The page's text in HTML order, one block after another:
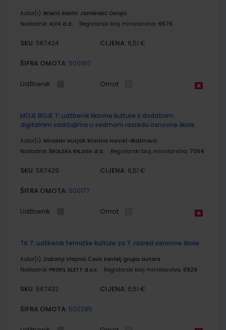
Autor(i): Brlečić Đonlić Jambrošić Ostojić
Nakladnik: ALFA d.d. Registarski broj ministarstva: 6576
SKU: 567424 CIJENA: 6,51 €
ŠIFRA OMOTA: 500160
Udžbenik Omot
MOJE BOJE 7; udžbenik likovne kulture s dodatnim
digitalnim sadržajima u sedmom razredu osnovne škole
Autor(i): Miroslav Huzjak Kristina Horvat-Blažinović
Nakladnik: ŠKOLSKA KNJIGA d.d. Registarski broj ministarstva: 7064
SKU: 567429 CIJENA: 6,51 €
ŠIFRA OMOTA: 500177
Udžbenik Omot
TK 7; udžbenik tehničke kulture za 7. razred osnovne škole
Autor(i): Zakanji Vlajinić Čović Kenfelj grupa autora
Nakladnik: PROFIL KLETT d.o.o. Registarski broj ministarstva: 6929
SKU: 567432 CIJENA: 6,51 €
ŠIFRA OMOTA: 500285